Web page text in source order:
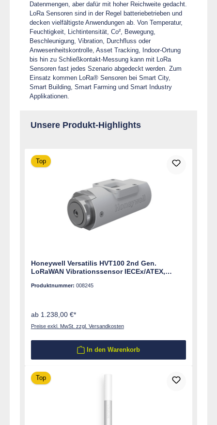
Datenmengen, aber dafür mit hoher Reichweite gedacht.
LoRa Sensoren sind in der Regel batteriebetrieben und
decken vielfältigste Anwendungen ab. Von Temperatur,
Feuchtigkeit, Lichtintensität, Co², Bewegung,
Beschleunigung, Vibration, Durchfluss oder
Anwesenheitskontrolle, Asset Tracking, Indoor-Ortung
bis hin zu Schließkontakt-Messung kann mit LoRa
Sensoren fast jedes Szenario abgedeckt werden. Zum
Einsatz kommen LoRa® Sensoren bei Smart City,
Smart Building, Smart Farming und Smart Industry
Applikationen.
Unsere Produkt-Highlights
Top
Honeywell Versatilis HVT100 2nd Gen.
LoRaWAN Vibrationssensor IECEx/ATEX,
Produktnummer: 008245
ab 1.238,00 €*
Preise exkl. MwSt. zzgl. Versandkosten
In den Warenkorb
Top